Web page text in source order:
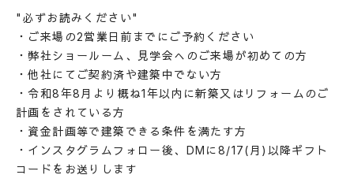
CONCEPT SHOWROOM
ショールーム
CONTACT
お問い合わせ
NEWS EVENT
RECRUIT
"必ずお読みください"
・ご来場の2営業日前までにご予約ください
・弊社ショールーム、見学会へのご来場が初めての方
・他社にてご契約済や建築中でない方
・令和8年8月より概ね1年以内に新築又はリフォームのご
計画をされている方
・資金計画等で建築できる条件を満たす方
・インスタグラムフォロー後、DMに8/17(月)以降ギフト
コードをお送りします